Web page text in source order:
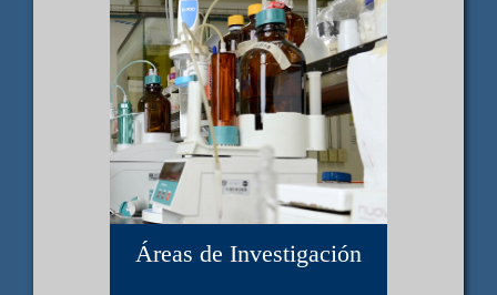
Áreas de Investigación